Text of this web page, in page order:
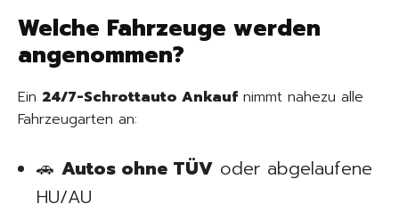
Welche Fahrzeuge werden
angenommen?
Ein 24/7-Schrottauto Ankauf nimmt nahezu alle
Fahrzeugarten an:
🚗 Autos ohne TÜV oder abgelaufene
HU/AU